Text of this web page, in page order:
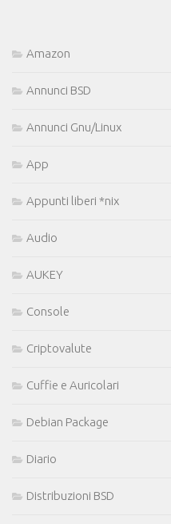
Amazon
Annunci BSD
Annunci Gnu/Linux
App
Appunti liberi *nix
Audio
AUKEY
Console
Criptovalute
Cuffie e Auricolari
Debian Package
Diario
Distribuzioni BSD